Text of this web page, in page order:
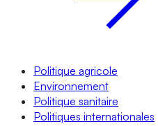
Politique agricole
Environnement
Politique sanitaire
Politiques internationales